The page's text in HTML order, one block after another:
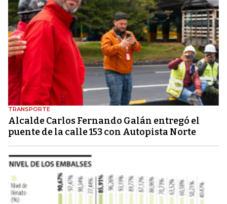
TRANSPORTE
Alcalde Carlos Fernando Galán entregó el
puente de la calle 153 con Autopista Norte